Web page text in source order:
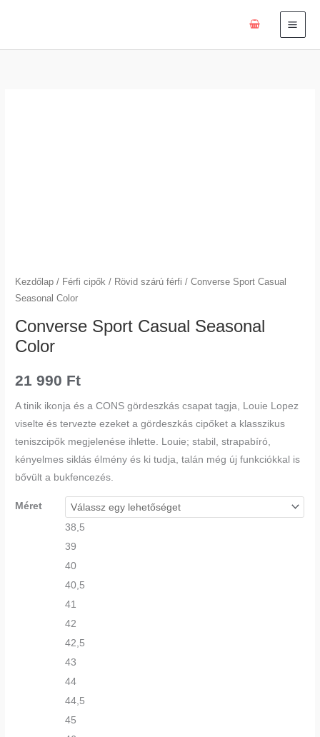
Kezdőlap / Férfi cipők / Rövid szárú férfi / Converse Sport Casual
Seasonal Color
Converse Sport Casual Seasonal
Color
21 990 Ft
A tinik ikonja és a CONS gördeszkás csapat tagja, Louie Lopez
viselte és tervezte ezeket a gördeszkás cipőket a klasszikus
teniszcipők megjelenése ihlette. Louie; stabil, strapabíró,
kényelmes siklás élmény és ki tudja, talán még új funkciókkal is
bővült a bukfencezés.
Méret
38,5
39
40
40,5
41
42
42,5
43
44
44,5
45